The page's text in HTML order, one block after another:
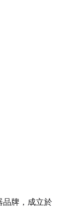
品牌，成立於